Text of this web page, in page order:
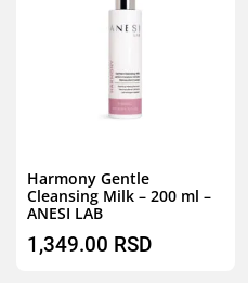
Harmony Gentle
Cleansing Milk – 200 ml –
ANESI LAB
1,349.00 RSD